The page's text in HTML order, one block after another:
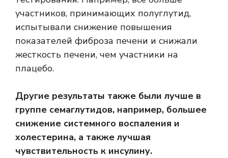
участников, принимающих полуглутид,
испытывали снижение повышения
показателей фиброза печени и снижали
жесткость печени, чем участники на
плацебо.
Другие результаты также были лучше в
группе семаглутидов, например, большее
снижение системного воспаления и
холестерина, а также лучшая
чувствительность к инсулину.